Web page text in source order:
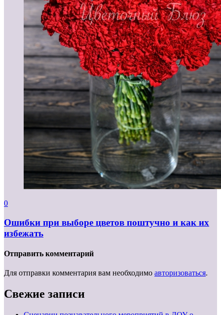
0
Ошибки при выборе цветов поштучно и как их
избежать
Отправить комментарий
Для отправки комментария вам необходимо авторизоваться.
Свежие записи